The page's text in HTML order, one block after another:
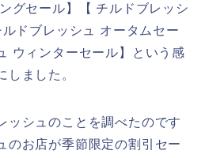
グセール】【 チルドブレッシ
ドブレッシュ オータムセー
ウィンターセール】という感
しました。
ッシュのことを調べたのです
のお店が季節限定の割引セー